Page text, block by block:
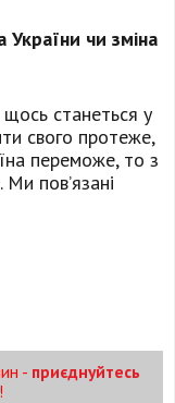
України чи зміна
станеться у
свого протеже,
переможе, то з
пов’язані
- приєднуйтесь
!